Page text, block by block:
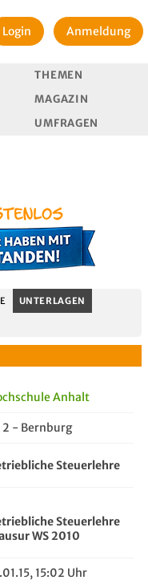
Login Anmeldung
THEMEN
MAGAZIN
UMFRAGEN
UNTERLAGEN
Anhalt
2 - Bernburg
Steuerlehre
Steuerlehre
WS 2010
15:02 Uhr